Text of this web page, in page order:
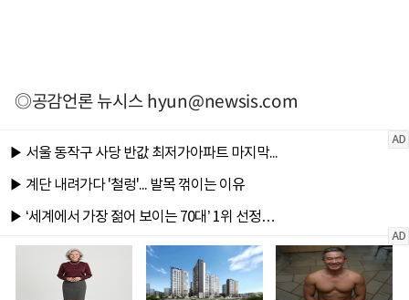
◎공감언론 뉴시스hyun@newsis.com